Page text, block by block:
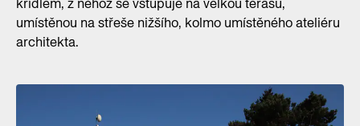
umístěnou na střeše nižšího, kolmo umístěného ateliéru
architekta.